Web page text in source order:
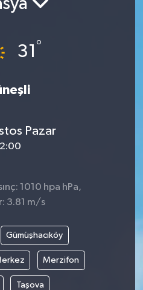
31°
Pazar
1010 hpa hPa,
3.81 m/s
Gümüşhacıköy
Merzifon
Taşova